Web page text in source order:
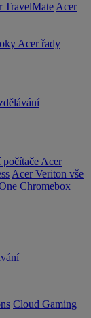
TravelMate Acer
Acer řady
Acer
Acer Veriton vše
Chromebox
Cloud Gaming